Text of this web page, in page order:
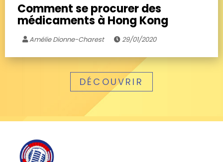
Comment se procurer des
médicaments à Hong Kong
Amélie Dionne-Charest 29/01/2020
DÉCOUVRIR